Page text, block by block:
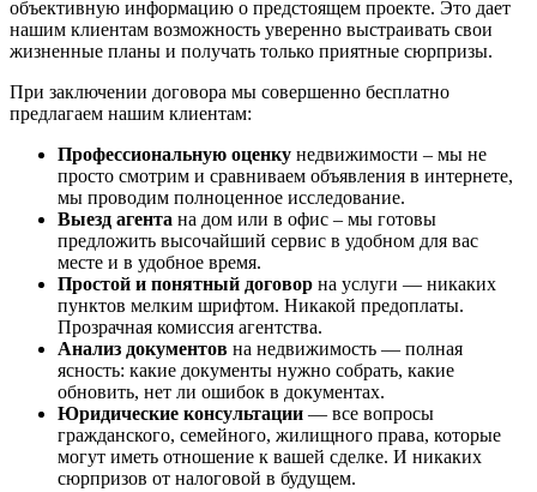
объективную информацию о предстоящем проекте. Это дает
нашим клиентам возможность уверенно выстраивать свои
жизненные планы и получать только приятные сюрпризы.
При заключении договора мы совершенно бесплатно
предлагаем нашим клиентам:
Профессиональную оценку недвижимости – мы не
просто смотрим и сравниваем объявления в интернете,
мы проводим полноценное исследование.
Выезд агента на дом или в офис – мы готовы
предложить высочайший сервис в удобном для вас
месте и в удобное время.
Простой и понятный договор на услуги — никаких
пунктов мелким шрифтом. Никакой предоплаты.
Прозрачная комиссия агентства.
Анализ документов на недвижимость — полная
ясность: какие документы нужно собрать, какие
обновить, нет ли ошибок в документах.
Юридические консультации — все вопросы
гражданского, семейного, жилищного права, которые
могут иметь отношение к вашей сделке. И никаких
сюрпризов от налоговой в будущем.